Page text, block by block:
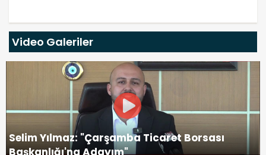
Video Galeriler
Selim Yılmaz: "Çarşamba Ticaret Borsası
Başkanlığı'na Adayım"